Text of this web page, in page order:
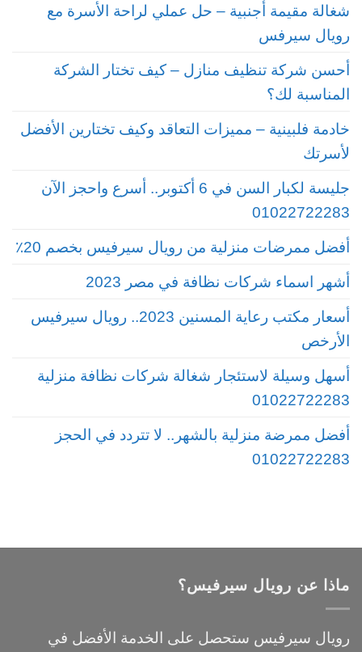
شغالة مقيمة أجنبية – حل عملي لراحة الأسرة مع
رويال سيرفس
أحسن شركة تنظيف منازل – كيف تختار الشركة
المناسبة لك؟
خادمة فلبينية – مميزات التعاقد وكيف تختارين الأفضل
لأسرتك
جليسة لكبار السن في 6 أكتوبر.. أسرع واحجز الآن
01022722283
أفضل ممرضات منزلية من رويال سيرفيس بخصم 20٪
أشهر اسماء شركات نظافة في مصر 2023
أسعار مكتب رعاية المسنين 2023.. رويال سيرفيس
الأرخص
أسهل وسيلة لاستئجار شغالة شركات نظافة منزلية
01022722283
أفضل ممرضة منزلية بالشهر.. لا تتردد في الحجز
01022722283
ماذا عن رويال سيرفيس؟
رويال سيرفيس ستحصل على الخدمة الأفضل في